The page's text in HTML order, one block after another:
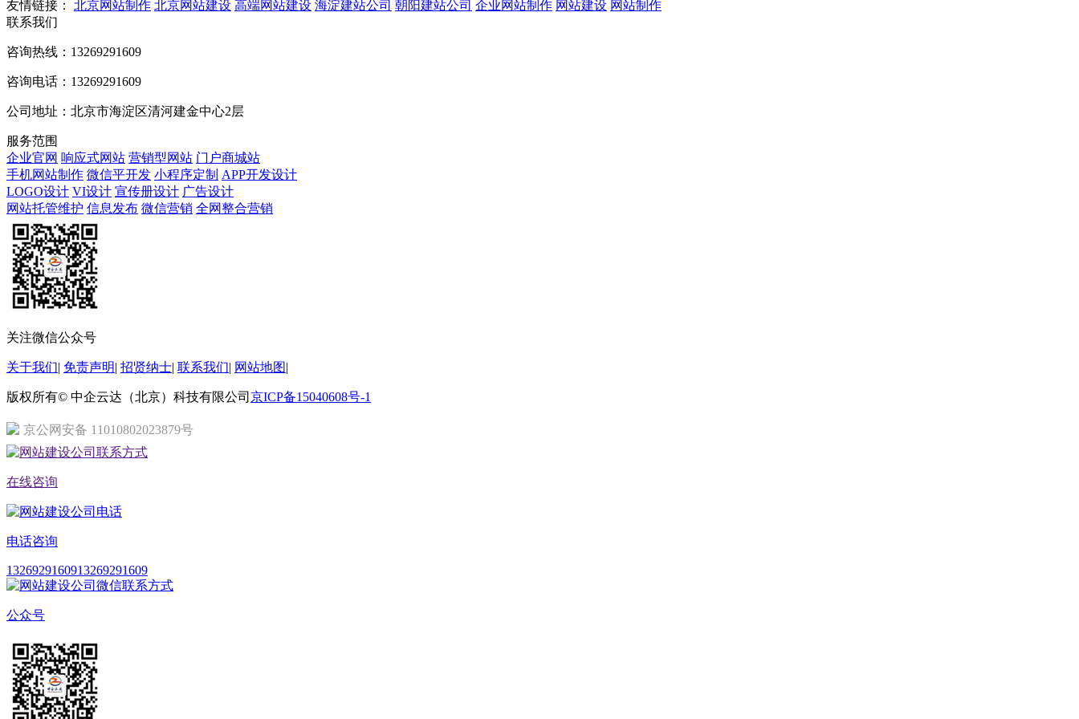
友情链接： 北京网站制作 北京网站建设 高端网站建设 海淀建站公司 朝阳建站公司 企业网站制作 网站建设 网站制作
联系我们
咨询热线：13269291609
咨询电话：13269291609
公司地址：北京市海淀区清河建金中心2层
服务范围
企业官网 响应式网站 营销型网站 门户商城站
手机网站制作 微信平开发 小程序定制 APP开发设计
LOGO设计 VI设计 宣传册设计 广告设计
网站托管维护 信息发布 微信营销 全网整合营销
关注微信公众号
关于我们| 免责声明| 招贤纳士| 联系我们| 网站地图|
版权所有© 中企云达（北京）科技有限公司 京ICP备15040608号-1
京公网安备 11010802023879号
在线咨询
电话咨询
1326929160913269291609
公众号